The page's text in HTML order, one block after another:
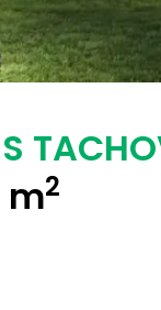
m2